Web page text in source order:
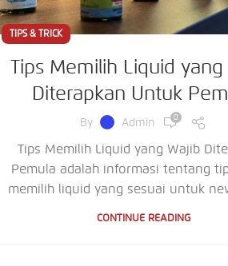
TIPS & TRICK
Tips Memilih Liquid yang
Diterapkan Untuk
By Admin 0
Tips Memilih Liquid yang Wajib
Pemula adalah informasi tentang
memilih liquid yang sesuai untuk
CONTINUE READING